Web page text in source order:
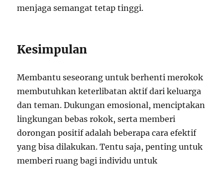
menjaga semangat tetap tinggi.
Kesimpulan
Membantu seseorang untuk berhenti merokok
membutuhkan keterlibatan aktif dari keluarga
dan teman. Dukungan emosional, menciptakan
lingkungan bebas rokok, serta memberi
dorongan positif adalah beberapa cara efektif
yang bisa dilakukan. Tentu saja, penting untuk
memberi ruang bagi individu untuk